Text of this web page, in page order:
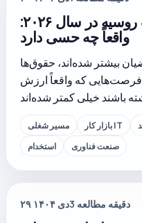
بازار کار فناوری اطلاعات روسیه در سال ۲۰۲۶:
واقعاً چه حسی دارد
بیشتر شده‌اند، حقوق‌ها
و فرصت‌هایی که واقعاً ارزش
مسیر شغلی بازار کار IT
استخدام
صنعت فناوری
۲۹ دی ۱۴۰۴3 دقیقه مطالعه